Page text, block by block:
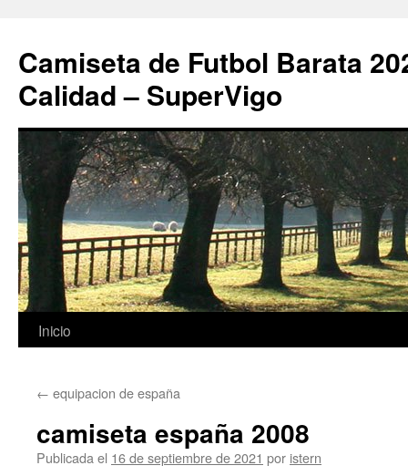
Camiseta de Futbol Barata
Calidad – SuperVigo
Saltar
contenido
Inicio
← equipacion de españa
camiseta españa 2008
Publicada el 16 de septiembre de 2021 por istern